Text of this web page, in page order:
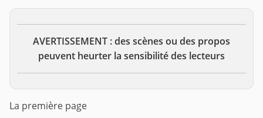
AVERTISSEMENT : des scènes ou des propos
peuvent heurter la sensibilité des lecteurs
La première page